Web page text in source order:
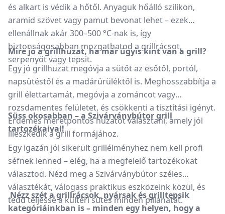
és alkart is védik a hőtől. Anyaguk hőálló szilikon,
aramid szövet vagy pamut bevonat lehet – ezek
ellenállnak akár 300–500 °C-nak is, így
biztonságosabban mozgathatod a grillrácsot,
serpenyőt vagy tepsit.
Mire jó a grillhuzat, ha már úgyis kint van a grill?
Egy jó grillhuzat megóvja a sütőt az esőtől, portól,
napsütéstől és a madárürüléktől is. Meghosszabbítja a
grill élettartamát, megóvja a zománcot vagy
rozsdamentes felületet, és csökkenti a tisztítási igényt.
Érdemes méretpontos huzatot választani, amely jól
illeszkedik a grill formájához.
Süss okosabban – a Szivárványbútor grill
tartozékaival!
Egy igazán jól sikerült grillélményhez nem kell profi
séfnek lenned – elég, ha a megfelelő tartozékokat
választod. Nézd meg a Szivárványbútor széles
választékát, válogass praktikus eszközeink közül, és
tedd teljessé a kültéri sütés minden pillanatát.
Nézz szét a grillrácsok, nyársak és grilltepsik
kategóriáinkban is – minden egy helyen, hogy a